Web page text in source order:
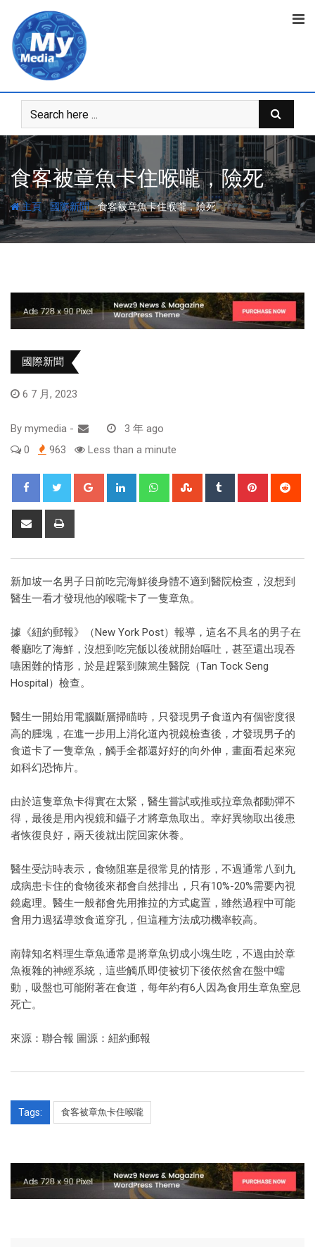
食客被章魚卡住喉嚨，險死
主頁-國際新聞-食客被章魚卡住喉嚨，險死
國際新聞
6 7 月, 2023
By mymedia -
3 年 ago
0
963 Less than a minute
新加坡一名男子日前吃完海鮮後身體不適到醫院檢查，沒想到
醫生一看才發現他的喉嚨卡了一隻章魚。
據《紐約郵報》（New York Post）報導，這名不具名的男子在
餐廳吃了海鮮，沒想到吃完飯以後就開始嘔吐，甚至還出現吞
嚥困難的情形，於是趕緊到陳篤生醫院（Tan Tock Seng
Hospital）檢查。
醫生一開始用電腦斷層掃瞄時，只發現男子食道內有個密度很
高的腫塊，在進一步用上消化道內視鏡檢查後，才發現男子的
食道卡了一隻章魚，觸手全都還好好的向外伸，畫面看起來宛
如科幻恐怖片。
由於這隻章魚卡得實在太緊，醫生嘗試或推或拉章魚都動彈不
得，最後是用內視鏡和鑷子才將章魚取出。幸好異物取出後患
者恢復良好，兩天後就出院回家休養。
醫生受訪時表示，食物阻塞是很常見的情形，不過通常八到九
成病患卡住的食物後來都會自然排出，只有10%-20%需要內視
鏡處理。醫生一般都會先用推拉的方式處置，雖然過程中可能
會用力過猛導致食道穿孔，但這種方法成功機率較高。
南韓知名料理生章魚通常是將章魚切成小塊生吃，不過由於章
魚複雜的神經系統，這些觸爪即使被切下後依然會在盤中蠕
動，吸盤也可能附著在食道，每年約有6人因為食用生章魚窒息
死亡。
來源：聯合報 圖源：紐約郵報
Tags: 食客被章魚卡住喉嚨